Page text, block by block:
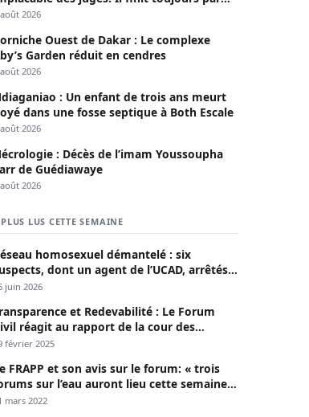
l’imposture»
2026
Ouest de Dakar : Le complexe
Garden réduit en cendres
2026
: Un enfant de trois ans meurt
dans une fosse septique à Both Escale
2026
: Décès de l’imam Youssoupha
de Guédiawaye
2026
PLUS LUS CETTE SEMAINE
homosexuel démantelé : six
dont un agent de l’UCAD, arrêtés à
Massar ; l’un avoue avoir propagé le
juin 2026
et Redevabilité : Le Forum
réagit au rapport de la cour des
février 2025
FRAPP et son avis sur le forum: « trois
sur l’eau auront lieu cette semaine à
»
mars 2022